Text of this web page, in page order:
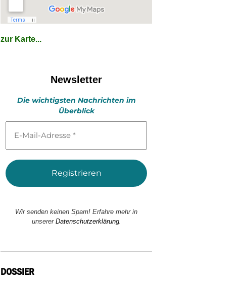
zur Karte...
Newsletter
Die wichtigsten Nachrichten im
Überblick
Mail-
*
Wir senden keinen Spam! Erfahre mehr in
unserer Datenschutzerklärung.
DOSSIER